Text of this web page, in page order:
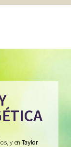
y en Taylor